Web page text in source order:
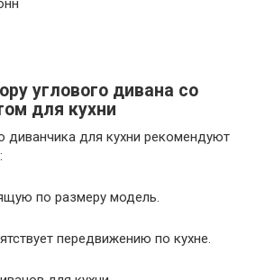
углового дивана со
для кухни
диванчика для кухни рекомендуют
по размеру модель.
передвижению по кухне.